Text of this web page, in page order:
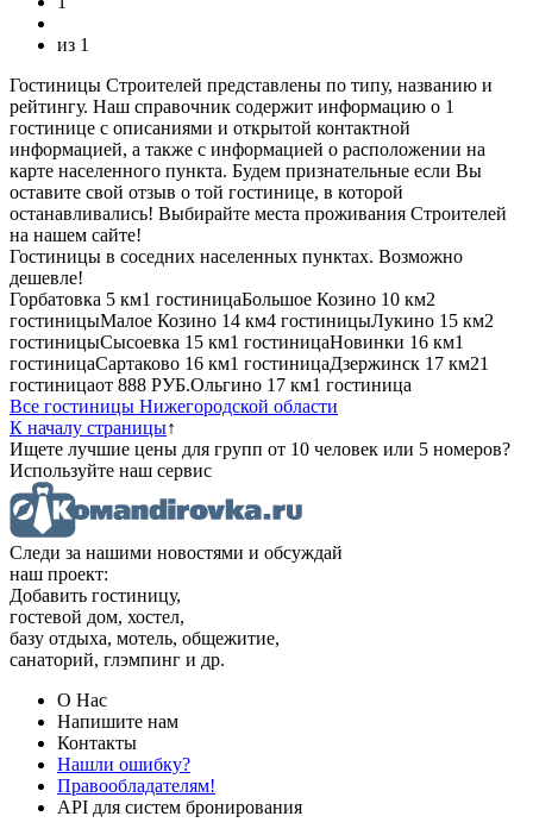
из 1
Гостиницы Строителей представлены по типу, названию и
рейтингу. Наш справочник содержит информацию о 1
гостинице с описаниями и открытой контактной
информацией, а также с информацией о расположении на
карте населенного пункта. Будем признательные если Вы
оставите свой отзыв о той гостинице, в которой
останавливались! Выбирайте места проживания Строителей
на нашем сайте!
Гостиницы в соседних населенных пунктах. Возможно
дешевле!
Горбатовка 5 км1 гостиницаБольшое Козино 10 км2
гостиницыМалое Козино 14 км4 гостиницыЛукино 15 км2
гостиницыСысоевка 15 км1 гостиницаНовинки 16 км1
гостиницаСартаково 16 км1 гостиницаДзержинск 17 км21
гостиницаот 888 РУБ.Ольгино 17 км1 гостиница
Все гостиницы Нижегородской области
К началу страницы↑
Ищете лучшие цены для групп от 10 человек или 5 номеров?
Используйте наш сервис
Следи за нашими новостями и обсуждай
наш проект:
Добавить гостиницу,
гостевой дом, хостел,
базу отдыха, мотель, общежитие,
санаторий, глэмпинг и др.
О Нас
Напишите нам
Контакты
Нашли ошибку?
Правообладателям!
API для систем бронирования